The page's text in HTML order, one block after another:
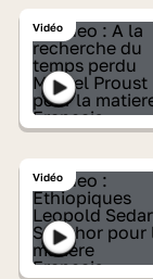
Vidéo
Vidéo